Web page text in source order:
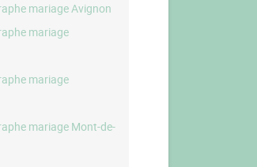
mariage Avignon
mariage
mariage
mariage Mont-de-